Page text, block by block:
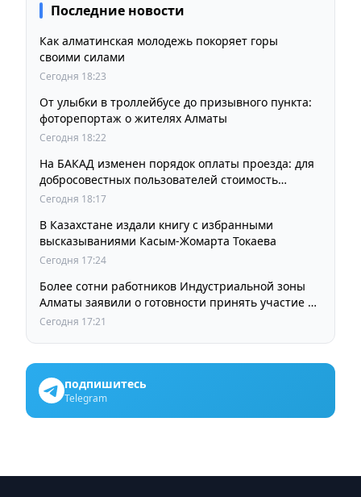
Последние новости
Как алматинская молодежь покоряет горы
своими силами
Сегодня 18:23
От улыбки в троллейбусе до призывного пункта:
фоторепортаж о жителях Алматы
Сегодня 18:22
На БАКАД изменен порядок оплаты проезда: для
добросовестных пользователей стоимость
остается прежней
Сегодня 18:17
В Казахстане издали книгу с избранными
высказываниями Касым-Жомарта Токаева
Сегодня 17:24
Более сотни работников Индустриальной зоны
Алматы заявили о готовности принять участие в
выборах членов Курылтая
Сегодня 17:21
подпишитесь
Telegram